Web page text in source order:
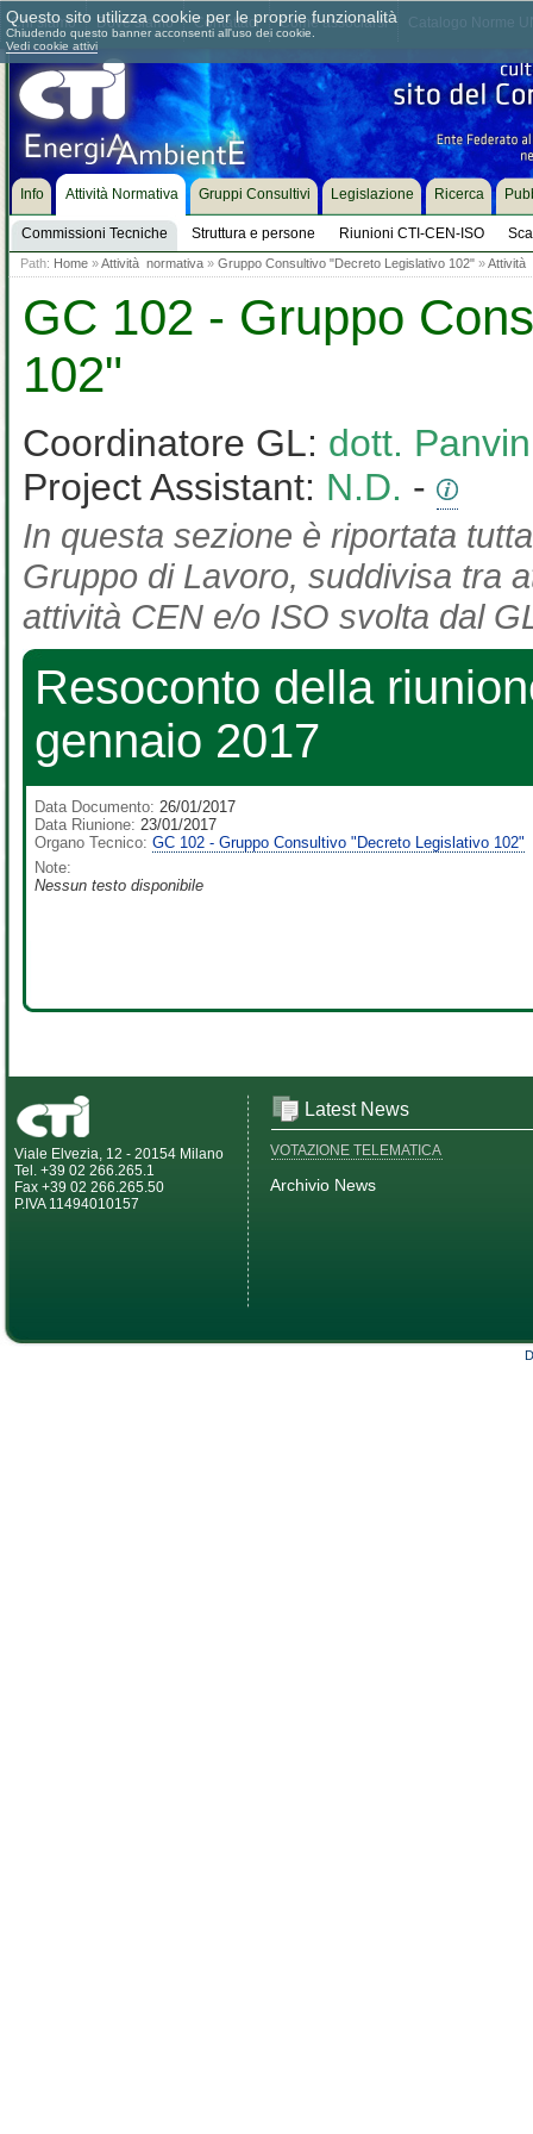
Chi siamo Dove siamo Contattaci Come associarsi
Info Attività Normativa
Commissioni Tecniche Struttura e persone Riunioni CTI-CEN-ISO
Gruppi Consultivi Legislazione Ricerca
Path: Home »Attività normativa » Gruppo Consultivo "Decreto Legislativo 102" »Attività
GC 102 - Gruppo
102"
Coordinatore GL: dott.
Project Assistant: N.D. -
In questa sezione è riportata
Gruppo di Lavoro, suddivisa tra
attività CEN e/o ISO svolta dal
Resoconto della
gennaio 2017
Data Documento: 26/01/2017
Data Riunione: 23/01/2017
Organo Tecnico: GC 102 - Gruppo Consultivo "Decreto Legislativo 102"
Note:
Nessun testo disponibile
Viale Elvezia, 12 - 20154 Milano
Tel. +39 02 266.265.1
Fax +39 02 266.265.50
P.IVA 11494010157
Latest News
VOTAZIONE TELEMATICA
Archivio News
Questo sito utilizza cookie per le proprie funzionalità
Chiudendo questo banner acconsenti all'uso dei cookie.
Vedi cookie attivi